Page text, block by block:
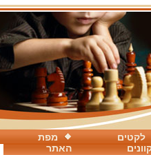
מפת
האתר
לקטים